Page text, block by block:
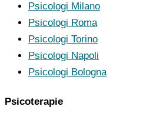
Psicologi Milano
Psicologi Roma
Psicologi Torino
Psicologi Napoli
Psicologi Bologna
Psicoterapie